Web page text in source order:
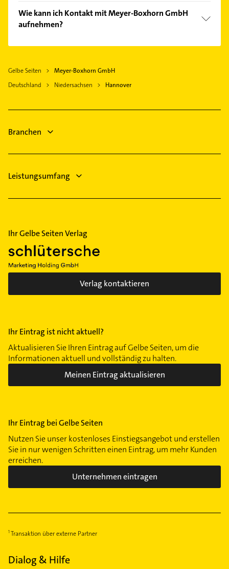
Buderus, Junkers und Viessmann.
Wie kann ich Kontakt mit Meyer-Boxhorn GmbH
aufnehmen?
unserem Kontaktdaten-Bereich auswählen. Hier
finden Sie alleKontaktdaten.
Gelbe Seiten
Meyer-Boxhorn GmbH
Deutschland
Niedersachsen Hannover
Branchen
Leistungsumfang
Ihr Gelbe Seiten Verlag
Verlag kontaktieren
Ihr Eintrag ist nicht aktuell?
Aktualisieren Sie Ihren Eintrag auf Gelbe Seiten, um die
Informationen aktuell und vollständig zu halten.
Meinen Eintrag aktualisieren
Ihr Eintrag bei Gelbe Seiten
Nutzen Sie unser kostenloses Einstiegsangebot und erstellen
Sie in nur wenigen Schritten einen Eintrag, um mehr Kunden
erreichen.
Unternehmen eintragen
Transaktion über externe Partner
Dialog & Hilfe